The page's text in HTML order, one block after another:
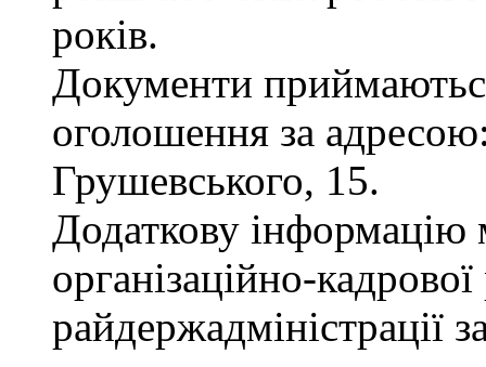
років.
Документи
оголошення за
Грушевського, 15.
Додаткову інформацію
організаційно-
райдержадміністрації